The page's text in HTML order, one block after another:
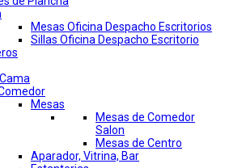
Mesas Oficina Despacho Escritorios
Sillas Oficina Despacho Escritorio
Mesas
Mesas de Comedor
Salon
Mesas de Centro
Aparador, Vitrina, Bar